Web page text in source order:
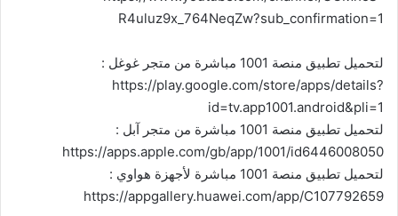
R4uluz9x_764NeqZw?sub_confirmation=1
لتحميل تطبيق منصة 1001 مباشرة من متجر غوغل :
https://play.google.com/store/apps/details?
id=tv.app1001.android&pli=1
لتحميل تطبيق منصة 1001 مباشرة من متجر آبل :
https://apps.apple.com/gb/app/1001/id6446008050
لتحميل تطبيق منصة 1001 مباشرة لأجهزة هواوي :
https://appgallery.huawei.com/app/C107792659